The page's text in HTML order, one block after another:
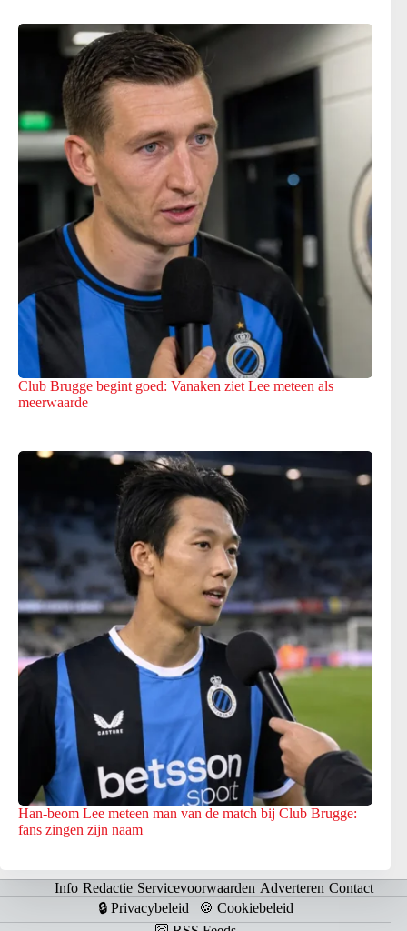
Club Brugge begint goed: Vanaken ziet Lee meteen als
meerwaarde
Han-beom Lee meteen man van de match bij Club Brugge:
fans zingen zijn naam
Info Redactie Servicevoorwaarden Adverteren Contact
🔒 Privacybeleid | 🍪 Cookiebeleid